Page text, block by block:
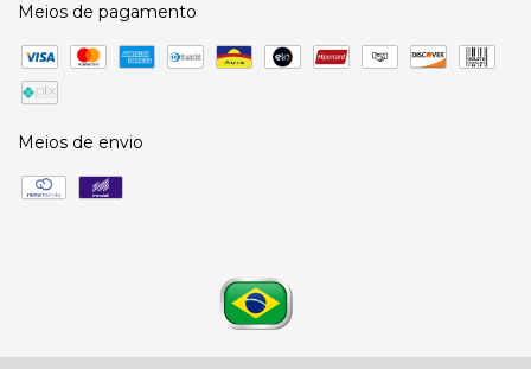
Meios de pagamento
Meios de envio